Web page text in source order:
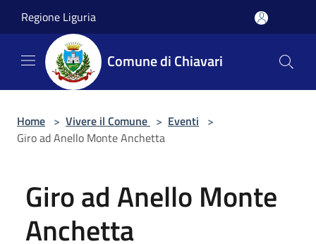
Regione Liguria
Comune di Chiavari
Home > Vivere il Comune > Eventi >
Giro ad Anello Monte Anchetta
Giro ad Anello Monte
Anchetta